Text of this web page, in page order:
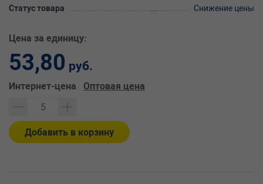
Статус товара
Снижение цены
Цена за единицу:
53,80 руб.
Интернет-цена Оптовая цена
Добавить в корзину